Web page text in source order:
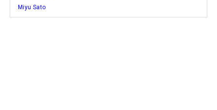
…それは、もちろん頭では理解しているのだが、い
Miyu Sato